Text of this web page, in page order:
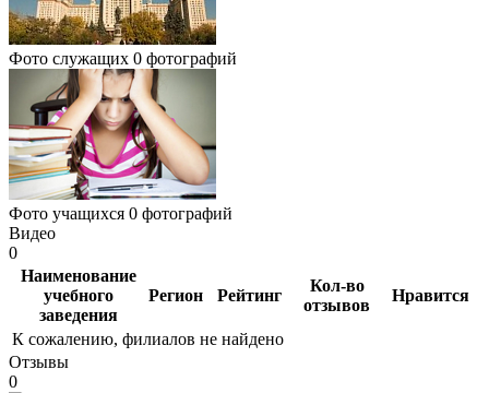
Фото служащих 0 фотографий
Фото учащихся 0 фотографий
Видео
0
Наименование
учебного
заведения
Регион Рейтинг
Кол-во
отзывов
Нравится
К сожалению, филиалов не найдено
Отзывы
0